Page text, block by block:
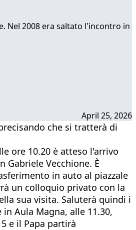
Nel 2008 era saltato l'incontro in
April 25, 2026
che si tratterà di
ore 10.20 è atteso l'arrivo
Gabriele Vecchione. È
in auto al piazzale
un colloquio privato con la
sua visita. Saluterà quindi i
Aula Magna, alle 11.30,
e il Papa partirà